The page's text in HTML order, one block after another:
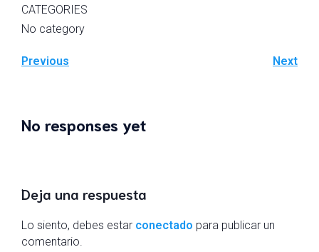
CATEGORIES
No category
Previous Next
No responses yet
Deja una respuesta
Lo siento, debes estar conectado para publicar un
comentario.